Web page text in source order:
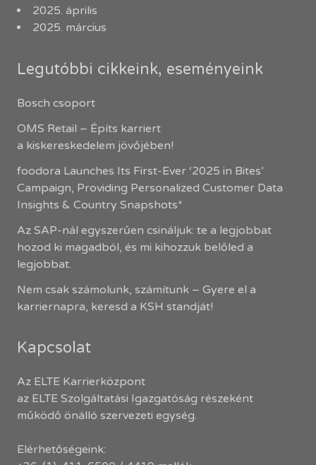
2025. április
2025. március
Legutóbbi cikkeink, eseményeink
Bosch csoport
OMS Retail – Építs karriert
a kiskereskedelem jövőjében!
foodora Launches Its First-Ever ‘2025 in Bites’
Campaign, Providing Personalized Customer Data
Insights & Country Snapshots*
Az SAP-nál egyszerűen csináljuk: te a legjobbat
hozod ki magadból, és mi kihozzuk belőled a
legjobbat.
Nem csak számolunk, számítunk – Gyere el a
karriernapra, keresd a KSH standját!
Kapcsolat
Az ELTE Karrierközpont
az ELTE Szolgáltatási Igazgatóság részeként
működő önálló szervezeti egység.
Elérhetőségeink: